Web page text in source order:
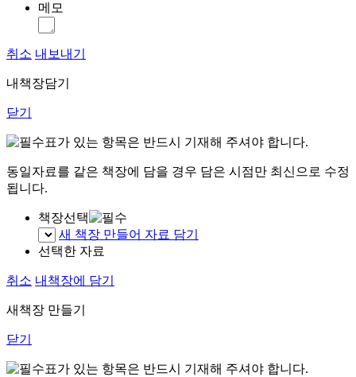
메모
취소 내보내기
내책장담기
닫기
표가 있는 항목은 반드시 기재해 주셔야 합니다.
동일자료를 같은 책장에 담을 경우 담은 시점만 최신으로 수정
됩니다.
책장선택
새 책장 만들어 자료 담기
선택한 자료
취소 내책장에 담기
새책장 만들기
닫기
표가 있는 항목은 반드시 기재해 주셔야 합니다.